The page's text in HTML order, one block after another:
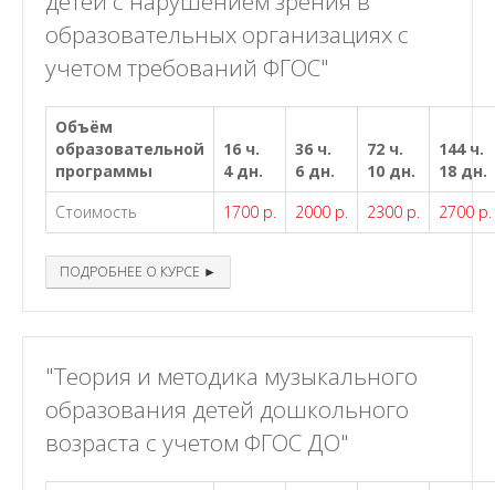
образовательных организациях с
учетом требований ФГОС"
Объём
образовательной
программы
16 ч.
4 дн.
36 ч.
6 дн.
72 ч.
10 дн.
144 ч.
18 дн.
Стоимость
1700 р. 2000 р. 2300 р. 2700 р.
ПОДРОБНЕЕ О КУРСЕ ►
"Теория и методика музыкального
образования детей дошкольного
возраста с учетом ФГОС ДО"